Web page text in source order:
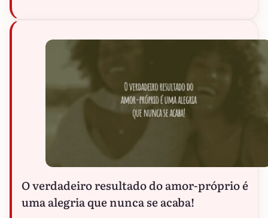
O verdadeiro resultado do amor-próprio é
uma alegria que nunca se acaba!